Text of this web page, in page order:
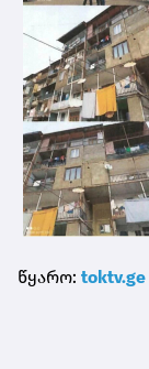
წყარო: toktv.ge